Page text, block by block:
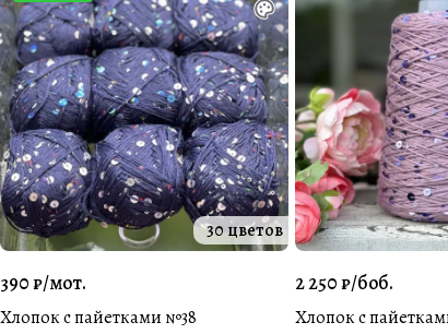
30 цветов
390 ₽/мот.
Хлопок с пайетками №38
2 250 ₽/боб.
Хлопок с